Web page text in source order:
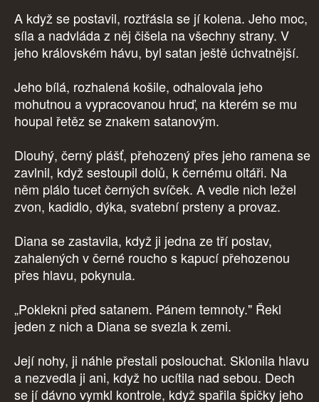
A když se postavil, roztřásla se jí kolena. Jeho moc,
síla a nadvláda z něj čišela na všechny strany. V
jeho královském hávu, byl satan ještě úchvatnější.
Jeho bílá, rozhalená košile, odhalovala jeho
mohutnou a vypracovanou hruď, na kterém se mu
houpal řetěz se znakem satanovým.
Dlouhý, černý plášť, přehozený přes jeho ramena se
zavlnil, když sestoupil dolů, k černému oltáři. Na
něm plálo tucet černých svíček. A vedle nich ležel
zvon, kadidlo, dýka, svatební prsteny a provaz.
Diana se zastavila, když ji jedna ze tří postav,
zahalených v černé roucho s kapucí přehozenou
přes hlavu, pokynula.
„Poklekni před satanem. Pánem temnoty." Řekl
jeden z nich a Diana se svezla k zemi.
Její nohy, ji náhle přestali poslouchat. Sklonila hlavu
a nezvedla ji ani, když ho ucítila nad sebou. Dech
se jí dávno vymkl kontrole, když spařila špičky jeho